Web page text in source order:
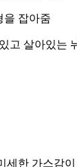
을 잡아줌
고 살아있는
세한 가스감